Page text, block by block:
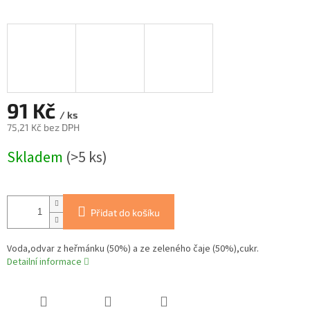
91 Kč / ks
75,21 Kč bez DPH
cena:
Skladem (>5 ks)
Přidat do košíku
Voda,odvar z heřmánku (50%) a ze zeleného čaje (50%),cukr.
Detailní informace